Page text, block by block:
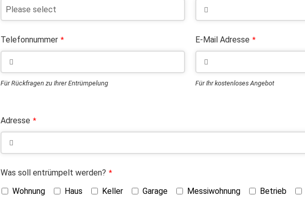
Telefonnummer *
Für Rückfragen zu Ihrer Entrümpelung
E-Mail Adresse *
Für Ihr kostenloses Angebot
Adresse *
Was soll entrümpelt werden? *
Wohnung Haus Keller Garage Messiwohnung Betrieb